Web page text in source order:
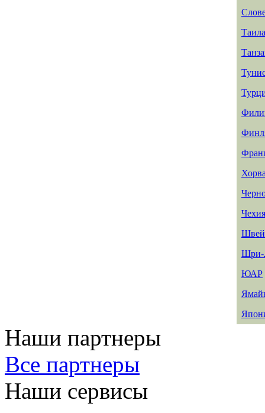
Чехия
Шри-
ЮАР
Наши партнеры
Все партнеры
Наши сервисы